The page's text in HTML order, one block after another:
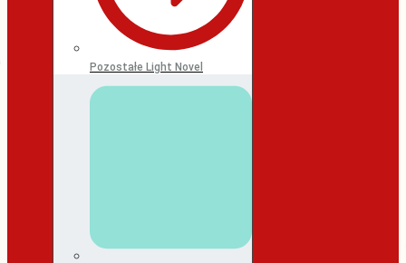
Pozostałe Light Novel